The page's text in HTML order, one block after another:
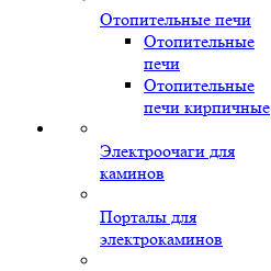
Отопительные печи
Отопительные
печи
Отопительные
печи кирпичные
Электроочаги для
каминов
Порталы для
электрокаминов